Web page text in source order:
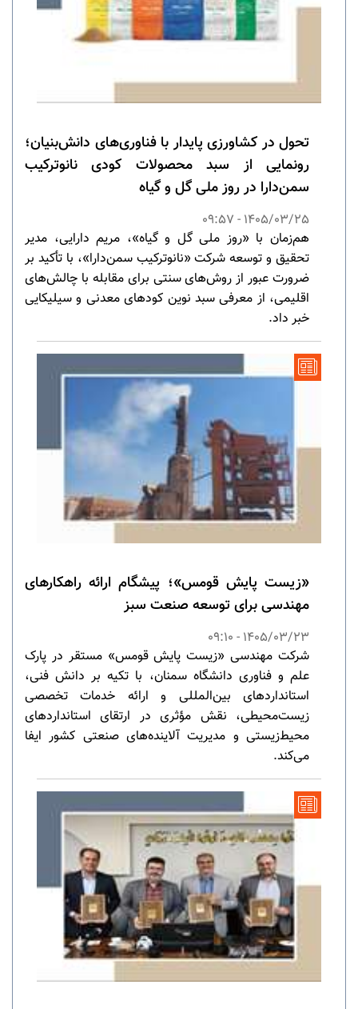
تحول در کشاورزی پایدار با فناوری‌های دانش‌بنیان؛
رونمایی از سبد محصولات کودی نانوترکیب
سمن‌دارا در روز ملی گل و گیاه
1405/03/25 - 09:57
هم‌زمان با «روز ملی گل و گیاه»، مریم دارایی، مدیر
تحقیق و توسعه شرکت «نانوترکیب سمن‌دارا»، با تأکید بر
ضرورت عبور از روش‌های سنتی برای مقابله با چالش‌های
اقلیمی، از معرفی سبد نوین کودهای معدنی و سیلیکایی
خبر داد.
«زیست پایش قومس»؛ پیشگام ارائه راهکارهای
مهندسی برای توسعه صنعت سبز
1405/03/23 - 09:10
شرکت مهندسی «زیست پایش قومس» مستقر در پارک
علم و فناوری دانشگاه سمنان، با تکیه بر دانش فنی،
استانداردهای بین‌المللی و ارائه خدمات تخصصی
زیست‌محیطی، نقش مؤثری در ارتقای استانداردهای
محیط‌زیستی و مدیریت آلاینده‌های صنعتی کشور ایفا
می‌کند.